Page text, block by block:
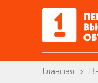
Главная